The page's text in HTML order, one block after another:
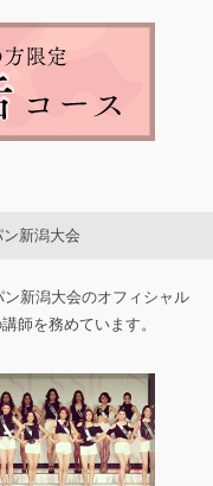
新潟大会
新潟大会のオフィシャル
師を務めています。